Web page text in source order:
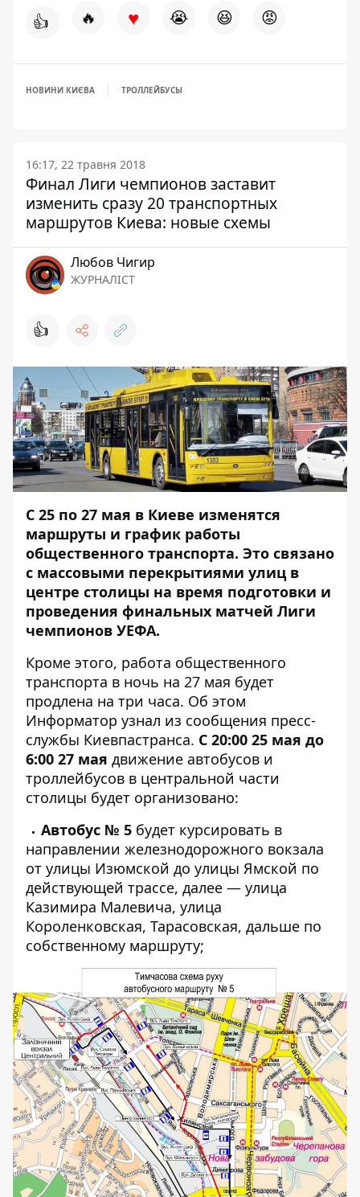
👍 🔥 ♥ 😭 😆 😡
НОВИНИ КИЄВА ТРОЛЛЕЙБУСЫ
16:17, 22 травня 2018
Финал Лиги чемпионов заставит
изменить сразу 20 транспортных
маршрутов Киева: новые схемы
Любов Чигир
ЖУРНАЛІСТ
👍
С 25 по 27 мая в Киеве изменятся
маршруты и график работы
общественного транспорта. Это связано
с массовыми перекрытиями улиц в
центре столицы на время подготовки и
проведения финальных матчей Лиги
чемпионов УЕФА.
Кроме этого, работа общественного
транспорта в ночь на 27 мая будет
продлена на три часа. Об этом
Информатор узнал из сообщения пресс-
службы Киевпастранса. С 20:00 25 мая до
6:00 27 мая движение автобусов и
троллейбусов в центральной части
столицы будет организовано:
Автобус № 5 будет курсировать в
направлении железнодорожного вокзала
от улицы Изюмской до улицы Ямской по
действующей трассе, далее — улица
Казимира Малевича, улица
Короленковская, Тарасовская, дальше по
собственному маршруту;